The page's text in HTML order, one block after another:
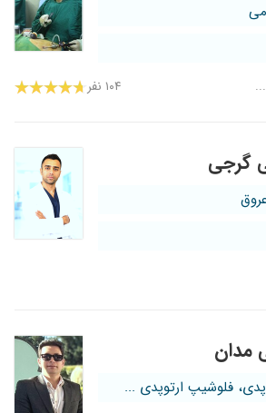
۱۰۴ نفر
گرجی
مدان
فلوشیپ ارتوپدی ...